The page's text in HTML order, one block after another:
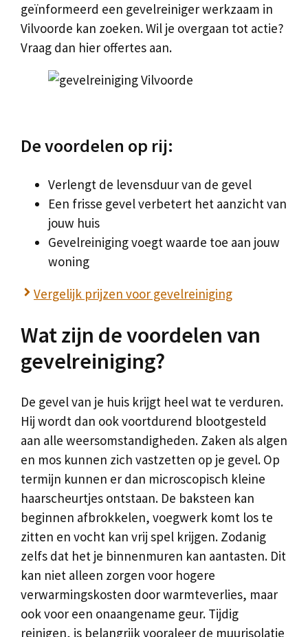
geïnformeerd een gevelreiniger werkzaam in
Vilvoorde kan zoeken. Wil je overgaan tot actie?
Vraag dan hier offertes aan.
De voordelen op rij:
Verlengt de levensduur van de gevel
Een frisse gevel verbetert het aanzicht van
jouw huis
Gevelreiniging voegt waarde toe aan jouw
woning
Vergelijk prijzen voor gevelreiniging
Wat zijn de voordelen van
gevelreiniging?
De gevel van je huis krijgt heel wat te verduren.
Hij wordt dan ook voortdurend blootgesteld
aan alle weersomstandigheden. Zaken als algen
en mos kunnen zich vastzetten op je gevel. Op
termijn kunnen er dan microscopisch kleine
haarscheurtjes ontstaan. De baksteen kan
beginnen afbrokkelen, voegwerk komt los te
zitten en vocht kan vrij spel krijgen. Zodanig
zelfs dat het je binnenmuren kan aantasten. Dit
kan niet alleen zorgen voor hogere
verwarmingskosten door warmteverlies, maar
ook voor een onaangename geur. Tijdig
reinigen, is belangrijk vooraleer de muurisolatie